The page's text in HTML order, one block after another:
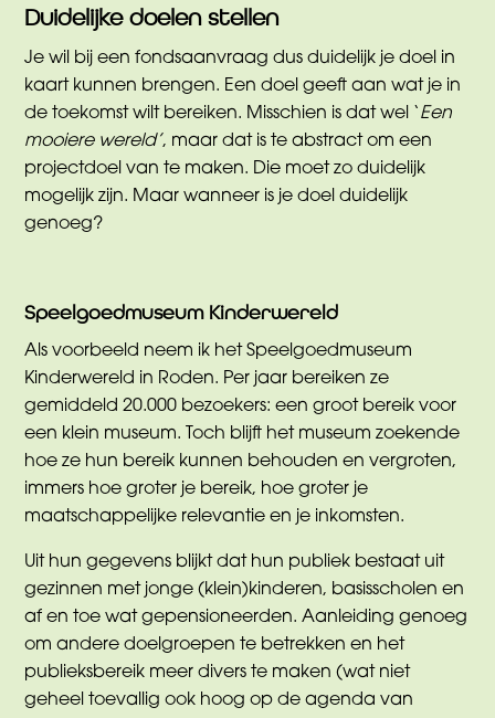
Duidelijke doelen stellen
Je wil bij een fondsaanvraag dus duidelijk je doel in
kaart kunnen brengen. Een doel geeft aan wat je in
de toekomst wilt bereiken. Misschien is dat wel ‘Een
mooiere wereld’, maar dat is te abstract om een
projectdoel van te maken. Die moet zo duidelijk
mogelijk zijn. Maar wanneer is je doel duidelijk
genoeg?
Speelgoedmuseum Kinderwereld
Als voorbeeld neem ik het Speelgoedmuseum
Kinderwereld in Roden. Per jaar bereiken ze
gemiddeld 20.000 bezoekers: een groot bereik voor
een klein museum. Toch blijft het museum zoekende
hoe ze hun bereik kunnen behouden en vergroten,
immers hoe groter je bereik, hoe groter je
maatschappelijke relevantie en je inkomsten.
Uit hun gegevens blijkt dat hun publiek bestaat uit
gezinnen met jonge (klein)kinderen, basisscholen en
af en toe wat gepensioneerden. Aanleiding genoeg
om andere doelgroepen te betrekken en het
publieksbereik meer divers te maken (wat niet
geheel toevallig ook hoog op de agenda van